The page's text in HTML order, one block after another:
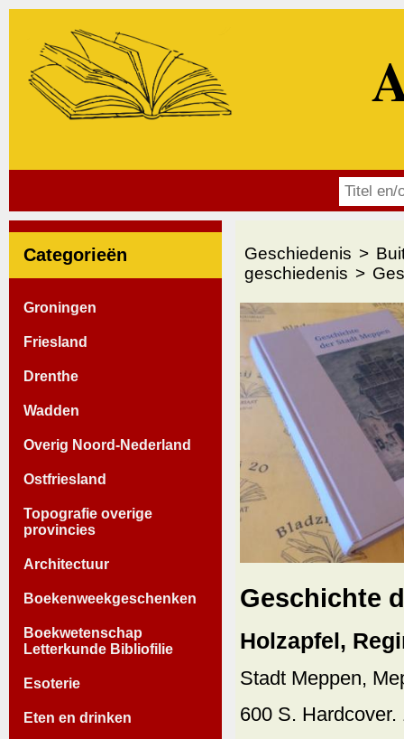
Categorieën
Groningen
Friesland
Drenthe
Wadden
Overig Noord-Nederland
Ostfriesland
Topografie overige
provincies
Architectuur
Boekenweekgeschenken
Boekwetenschap
Letterkunde Bibliofilie
Esoterie
Eten en drinken
Geschiedenis
geschiedenis
Geschichte
Holzapfel,
Stadt Meppen,
600 S.